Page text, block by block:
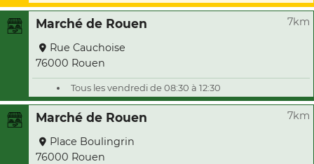
Marché de Rouen 7km
Rue Cauchoise
76000 Rouen
Tous les vendredi de 08:30 à 12:30
Marché de Rouen 7km
Place Boulingrin
76000 Rouen